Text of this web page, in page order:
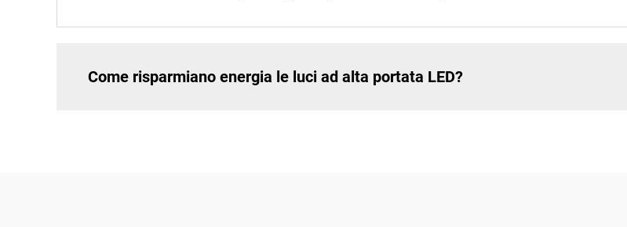
Come risparmiano energia le luci ad alta portata LED?